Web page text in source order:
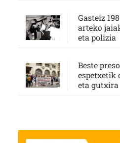
Gasteiz
arteko
eta polizia
Beste
espetxetik
eta gutxira